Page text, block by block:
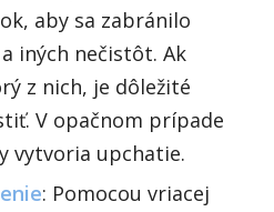
aby sa zabránilo
iných nečistôt. Ak
z nich, je dôležité
V opačnom prípade
vytvoria upchatie.
: Pomocou vriacej